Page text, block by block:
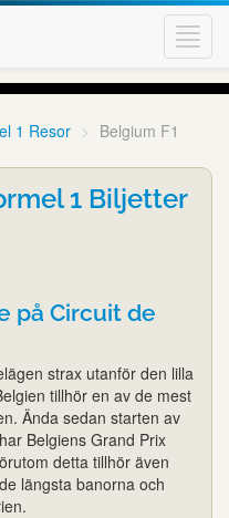
1 Resor Belgium F1
1 Biljetter
på Circuit de
strax utanför den lilla
tillhör en av de mest
Ända sedan starten av
Belgiens Grand Prix
detta tillhör även
längsta banorna och